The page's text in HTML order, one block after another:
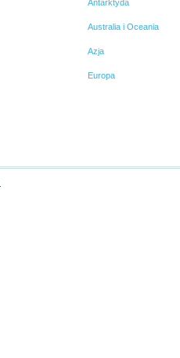
Antarktyda
Australia i Oceania
Azja
Europa